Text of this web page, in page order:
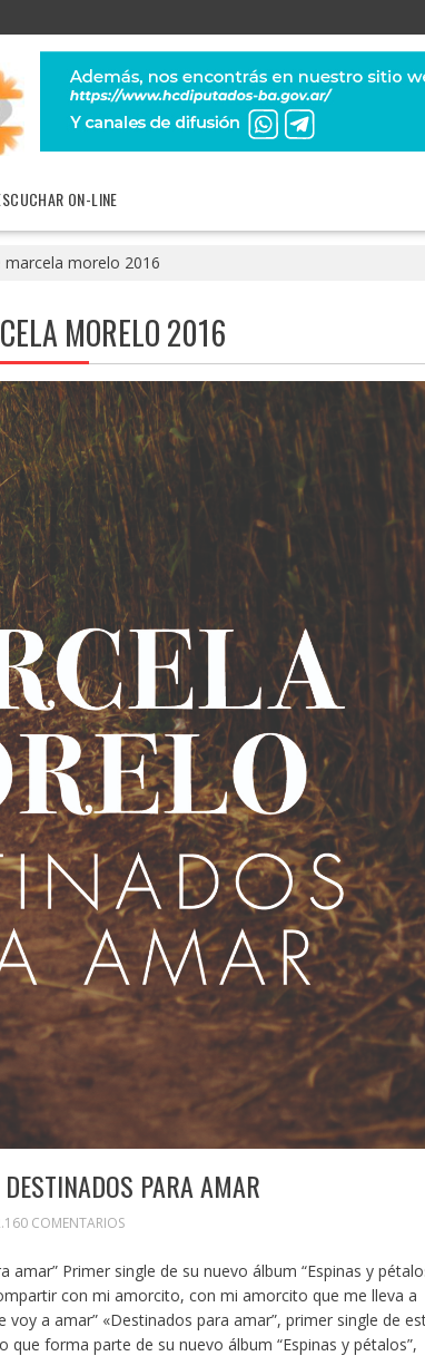
ON-LINE
morelo 2016
MORELO 2016
PARA AMAR
COMENTARIOS
Primer single de su nuevo álbum “Espinas y
con mi amorcito, con mi amorcito que me lleva a
a amar” «Destinados para amar”, primer single de
forma parte de su nuevo álbum “Espinas y pétalos”,